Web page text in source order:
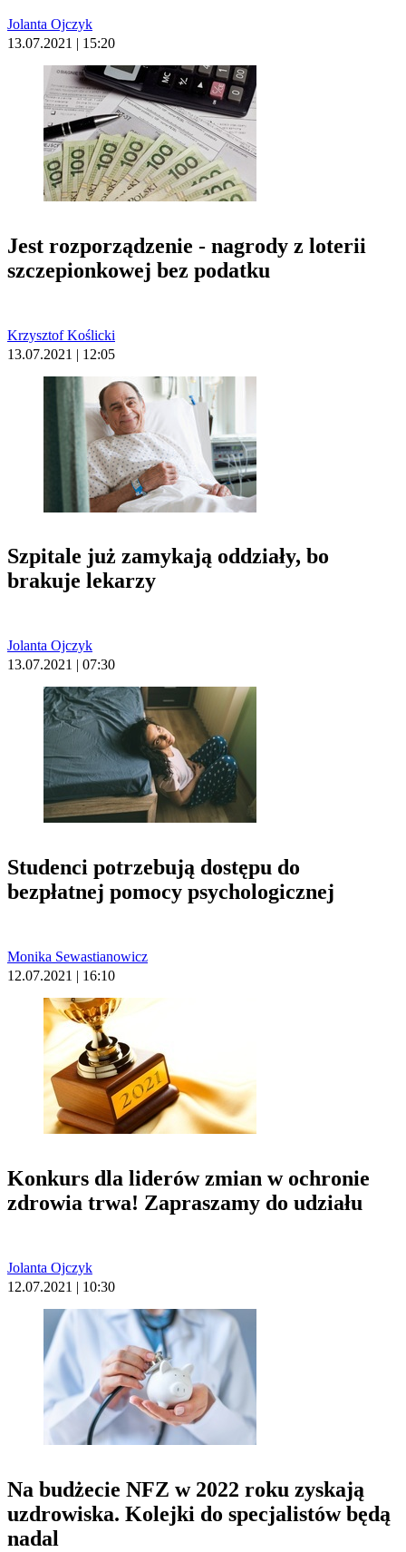
Jolanta Ojczyk
13.07.2021 | 15:20
Jest rozporządzenie - nagrody z loterii
szczepionkowej bez podatku
Krzysztof Koślicki
13.07.2021 | 12:05
Szpitale już zamykają oddziały, bo
brakuje lekarzy
Jolanta Ojczyk
13.07.2021 | 07:30
Studenci potrzebują dostępu do
bezpłatnej pomocy psychologicznej
Monika Sewastianowicz
12.07.2021 | 16:10
Konkurs dla liderów zmian w ochronie
zdrowia trwa! Zapraszamy do udziału
Jolanta Ojczyk
12.07.2021 | 10:30
Na budżecie NFZ w 2022 roku zyskają
uzdrowiska. Kolejki do specjalistów będą
nadal